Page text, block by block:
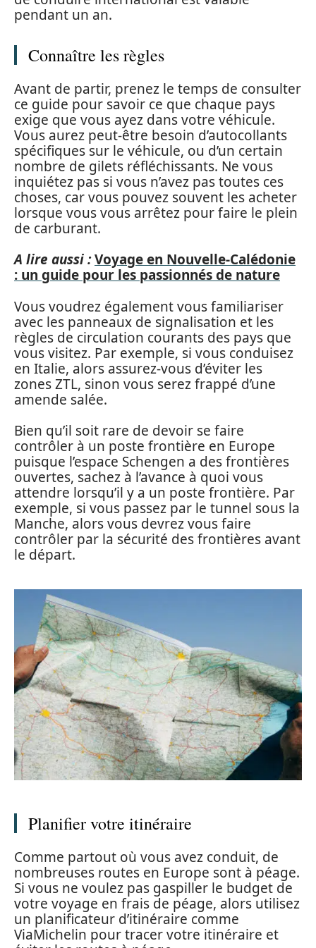
pendant un an.
Connaître les règles
Avant de partir, prenez le temps de consulter
ce guide pour savoir ce que chaque pays
exige que vous ayez dans votre véhicule.
Vous aurez peut-être besoin d’autocollants
spécifiques sur le véhicule, ou d’un certain
nombre de gilets réfléchissants. Ne vous
inquiétez pas si vous n’avez pas toutes ces
choses, car vous pouvez souvent les acheter
lorsque vous vous arrêtez pour faire le plein
de carburant.
A lire aussi :Voyage en Nouvelle-Calédonie
: un guide pour les passionnés de nature
Vous voudrez également vous familiariser
avec les panneaux de signalisation et les
règles de circulation courants des pays que
vous visitez. Par exemple, si vous conduisez
en Italie, alors assurez-vous d’éviter les
zones ZTL, sinon vous serez frappé d’une
amende salée.
Bien qu’il soit rare de devoir se faire
contrôler à un poste frontière en Europe
puisque l’espace Schengen a des frontières
ouvertes, sachez à l’avance à quoi vous
attendre lorsqu’il y a un poste frontière. Par
exemple, si vous passez par le tunnel sous la
Manche, alors vous devrez vous faire
contrôler par la sécurité des frontières avant
le départ.
Planifier votre itinéraire
Comme partout où vous avez conduit, de
nombreuses routes en Europe sont à péage.
Si vous ne voulez pas gaspiller le budget de
votre voyage en frais de péage, alors utilisez
un planificateur d’itinéraire comme
ViaMichelin pour tracer votre itinéraire et